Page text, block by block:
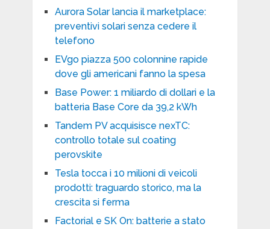
Aurora Solar lancia il marketplace:
preventivi solari senza cedere il
telefono
EVgo piazza 500 colonnine rapide
dove gli americani fanno la spesa
Base Power: 1 miliardo di dollari e la
batteria Base Core da 39,2 kWh
Tandem PV acquisisce nexTC:
controllo totale sul coating
perovskite
Tesla tocca i 10 milioni di veicoli
prodotti: traguardo storico, ma la
crescita si ferma
Factorial e SK On: batterie a stato